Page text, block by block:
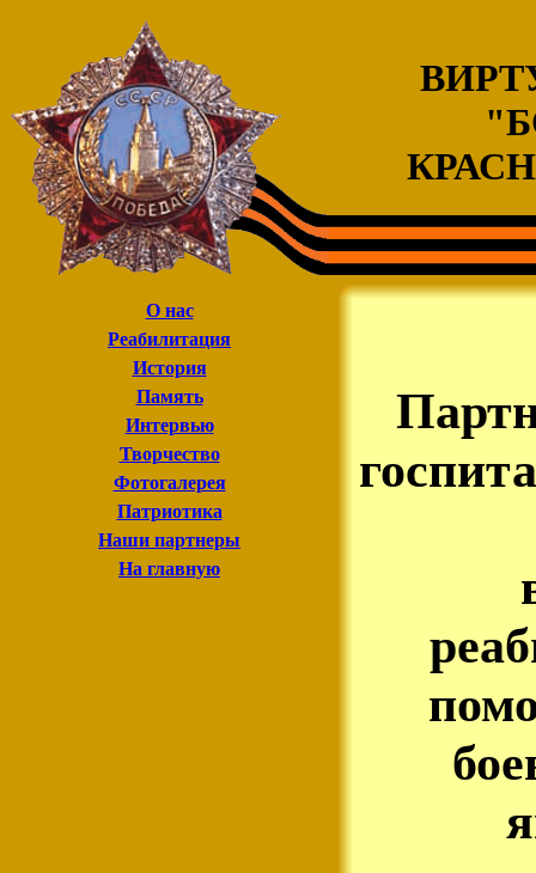
О нас
Реaбилитация
История
Память
Интервью
Творчество
Фотогалерея
Патриотика
Наши партнеры
На главную